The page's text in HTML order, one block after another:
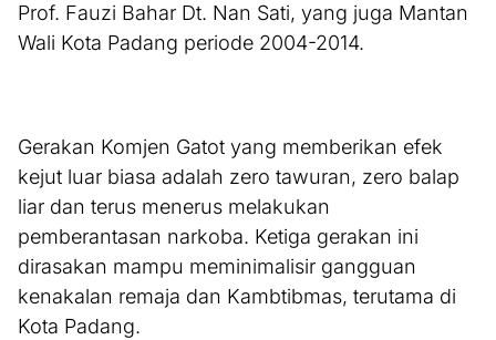
Prof. Fauzi Bahar Dt. Nan Sati, yang juga Mantan
Wali Kota Padang periode 2004-2014.
Gerakan Komjen Gatot yang memberikan efek
kejut luar biasa adalah zero tawuran, zero balap
liar dan terus menerus melakukan
pemberantasan narkoba. Ketiga gerakan ini
dirasakan mampu meminimalisir gangguan
kenakalan remaja dan Kambtibmas, terutama di
Kota Padang.